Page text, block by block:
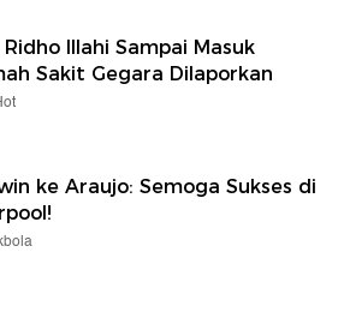
Illahi Sampai Masuk
Sakit Gegara Dilaporkan
ke Araujo: Semoga Sukses di